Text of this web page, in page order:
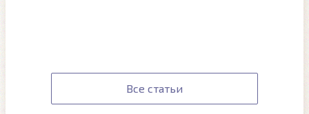
Все статьи